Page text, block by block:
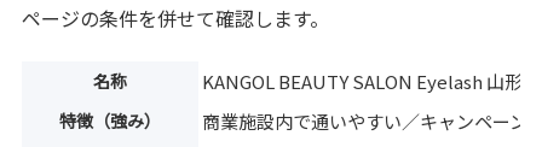
ページの条件を併せて確認します。
名称 KANGOL BEAUTY SALON Eyelash 山形
特徴（強み） 商業施設内で通いやすい／キャンペーン